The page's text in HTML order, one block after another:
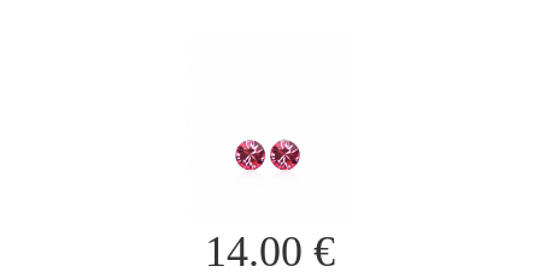
14.00 €